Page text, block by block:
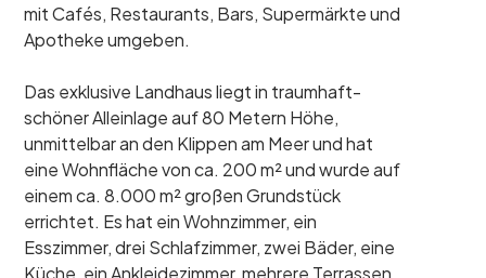
mit Cafés, Restaurants, Bars, Supermärkte und
Apotheke umgeben.
Das exklusive Landhaus liegt in traumhaft-
schöner Alleinlage auf 80 Metern Höhe,
unmittelbar an den Klippen am Meer und hat
eine Wohnfläche von ca. 200 m² und wurde auf
einem ca. 8.000 m² großen Grundstück
errichtet. Es hat ein Wohnzimmer, ein
Esszimmer, drei Schlafzimmer, zwei Bäder, eine
Küche, ein Ankleidezimmer, mehrere Terrassen